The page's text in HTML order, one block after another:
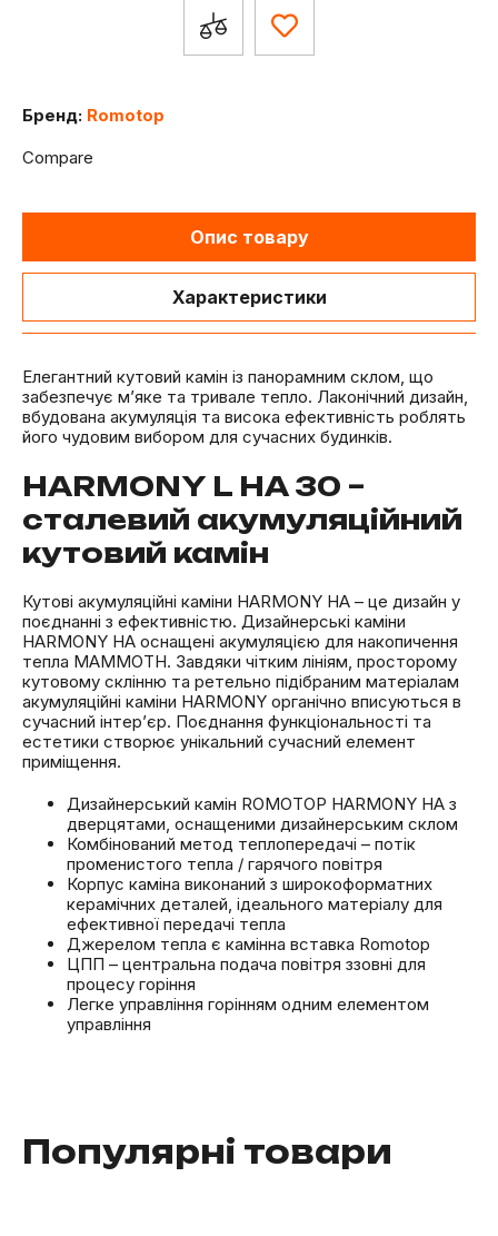
Бренд: Romotop
Compare
Опис товару
Характеристики
Елегантний кутовий камін із панорамним склом, що
забезпечує м’яке та тривале тепло. Лаконічний дизайн,
вбудована акумуляція та висока ефективність роблять
його чудовим вибором для сучасних будинків.
HARMONY L HA 30 –
сталевий акумуляційний
кутовий камін
Кутові акумуляційні каміни HARMONY HA – це дизайн у
поєднанні з ефективністю. Дизайнерські каміни
HARMONY HA оснащені акумуляцією для накопичення
тепла MAMMOTH. Завдяки чітким лініям, просторому
кутовому склінню та ретельно підібраним матеріалам
акумуляційні каміни HARMONY органічно вписуються в
сучасний інтер’єр. Поєднання функціональності та
естетики створює унікальний сучасний елемент
приміщення.
Дизайнерський камін ROMOTOP HARMONY HA з
дверцятами, оснащеними дизайнерським склом
Комбінований метод теплопередачі – потік
променистого тепла / гарячого повітря
Корпус каміна виконаний з широкоформатних
керамічних деталей, ідеального матеріалу для
ефективної передачі тепла
Джерелом тепла є камінна вставка Romotop
ЦПП – центральна подача повітря ззовні для
процесу горіння
Легке управління горінням одним елементом
управління
Популярні товари